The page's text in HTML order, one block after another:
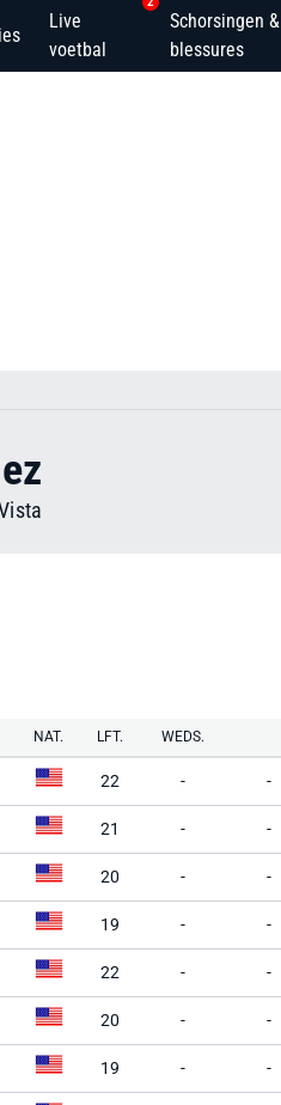
Live
voetbal
Schorsingen &
blessures
NAT. LFT. WEDS.
22 - -
21 - -
20 - -
19 - -
22 - -
20 - -
19 - -